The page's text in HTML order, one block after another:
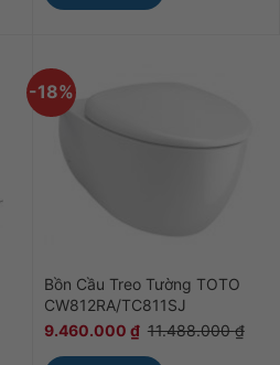
-18%
Bồn Cầu Treo Tường TOTO
CW812RA/TC811SJ
9.460.000 ₫ 11.488.000₫